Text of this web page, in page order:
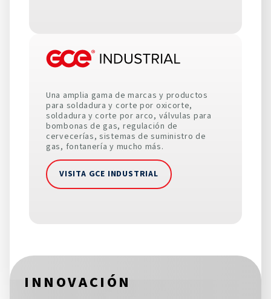
Una amplia gama de marcas y productos
para soldadura y corte por oxicorte,
soldadura y corte por arco, válvulas para
bombonas de gas, regulación de
cervecerías, sistemas de suministro de
gas, fontanería y mucho más.
VISITA GCE INDUSTRIAL
INNOVACIÓN